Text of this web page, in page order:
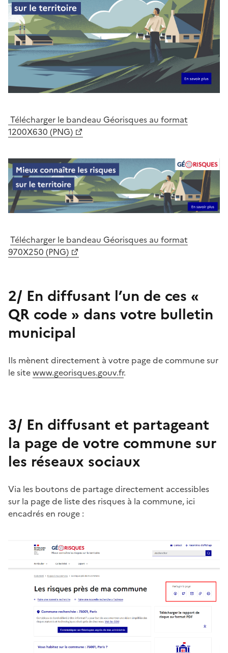
Télécharger le bandeau Géorisques au format
1200X630 (PNG)
Télécharger le bandeau Géorisques au format
970X250 (PNG)
2/ En diffusant l’un de ces «
QR code » dans votre bulletin
municipal
Ils mènent directement à votre page de commune sur
le sitewww.georisques.gouv.fr.
3/ En diffusant et partageant
la page de votre commune sur
les réseaux sociaux
Via les boutons de partage directement accessibles
sur la page de liste des risques à la commune, ici
encadrés en rouge :